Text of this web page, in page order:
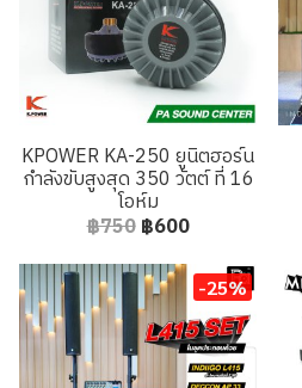
KPOWER KA-250 ยูนิตฮอร์น
กำลังขับสูงสุด 350 วัตต์ ที่ 16
โอห์ม
฿750 ฿600
-25%